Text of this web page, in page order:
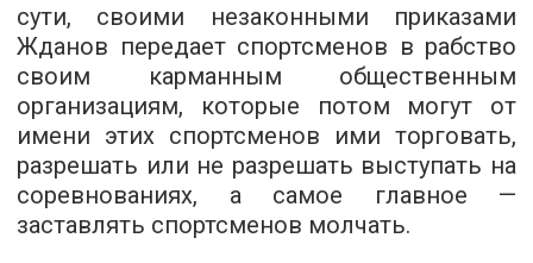
сути, своими незаконными приказами
Жданов передает спортсменов в рабство
своим карманным общественным
организациям, которые потом могут от
имени этих спортсменов ими торговать,
разрешать или не разрешать выступать на
соревнованиях, а самое главное —
заставлять спортсменов молчать.